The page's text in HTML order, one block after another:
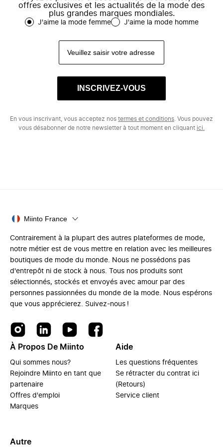
offres exclusives et les actualités de la mode des
plus grandes marques mondiales.
J'aime la mode femme J'aime la mode homme
INSCRIVEZ-VOUS
En vous inscrivant, vous acceptez nos termes et conditions . Vous pouvez
vous désabonner de notre newsletter à tout moment en cliquant ici.
Miinto France
Contrairement à la plupart des autres plateformes de mode,
notre métier est de vous mettre en relation avec les meilleures
boutiques de mode du monde. Nous ne possédons pas
d'entrepôt ni de stock à nous. Tous nos produits sont
sélectionnés, stockés et envoyés avec amour par des
personnes passionnées du monde de la mode. Nous espérons
que vous apprécierez. Suivez-nous !
À Propos De Miinto
Qui sommes nous?
Rejoindre Miinto en tant que
partenaire
Offres d'emploi
Marques
Aide
Les questions fréquentes
Se rétracter du contrat ici
(Retours)
Service client
Autre